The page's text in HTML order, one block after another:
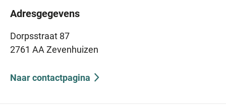
Adresgegevens
Dorpsstraat 87
2761 AA Zevenhuizen
Naar contactpagina